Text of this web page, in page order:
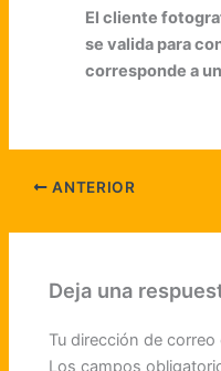
El cliente
se valida para
corresponde a
ANTERIOR
Deja una
Tu dirección de
Los campos